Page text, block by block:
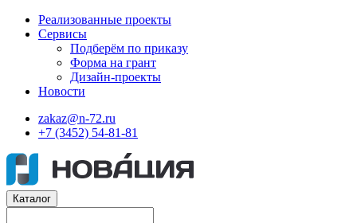
Реализованные проекты
Сервисы
Подберём по приказу
Форма на грант
Дизайн-проекты
Новости
zakaz@n-72.ru
+7 (3452) 54-81-81
Каталог